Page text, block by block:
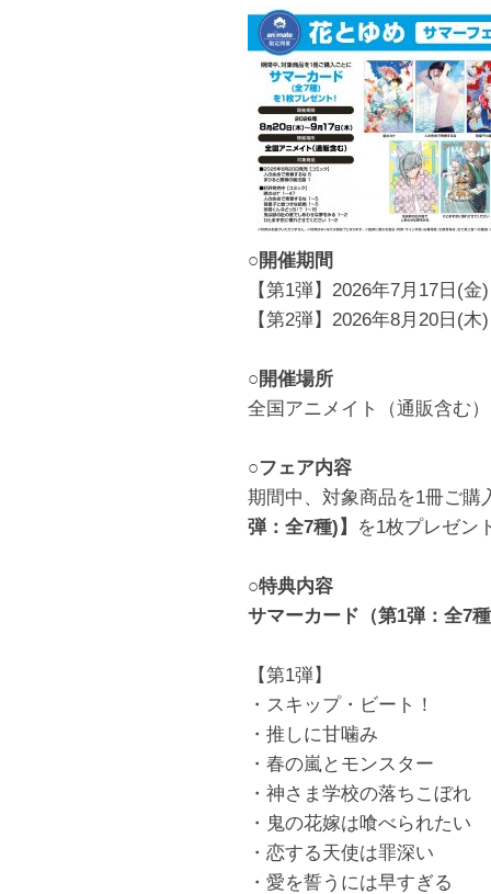
○開催期間
【第1弾】2026年7月17日(
【第2弾】2026年8月20日(
○開催場所
全国アニメイト（通販含む）
○フェア内容
期間中、対象商品を1冊ご購
弾：全7種)】
を1枚プレゼン
○特典内容
サマーカード（第1弾：全7
【第1弾】
・スキップ・ビート！
・推しに甘噛み
・春の嵐とモンスター
・神さま学校の落ちこぼれ
・鬼の花嫁は喰べられたい
・恋する天使は罪深い
・愛を誓うには早すぎる